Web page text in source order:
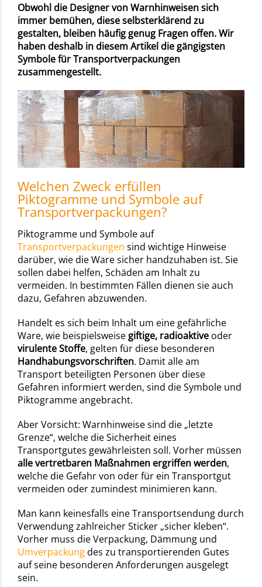
Obwohl die Designer von Warnhinweisensich
immer bemühen, dieseselbsterklärend zu
gestalten, bleiben häufig genug Fragen offen. Wir
haben deshalb in diesem Artikel die gängigsten
Symbole für Transportverpackungen
zusammengestellt.
Welchen Zweck erfüllen
Piktogramme und Symbole auf
Transportverpackungen?
Piktogramme und Symbole auf
Transportverpackungen sind wichtige Hinweise
darüber, wie die Ware sicher handzuhaben ist. Sie
sollen dabei helfen, Schäden am Inhalt zu
vermeiden. In bestimmten Fällen dienen sie auch
dazu, Gefahren abzuwenden.
Handelt es sich beim Inhalt um eine gefährliche
Ware, wie beispielsweise giftige, radioaktive oder
virulente Stoffe, gelten für diese besonderen
Handhabungsvorschriften. Damit alle am
Transport beteiligten Personen über diese
Gefahren informiert werden, sind die Symbole und
Piktogramme angebracht.
Aber Vorsicht: Warnhinweise sind die „letzte
Grenze“, welche die Sicherheit eines
Transportgutes gewährleisten soll. Vorher müssen
alle vertretbaren Maßnahmen ergriffen werden,
welche die Gefahr von oder für ein Transportgut
vermeiden oder zumindest minimieren kann.
Man kann keinesfalls eine Transportsendung durch
Verwendung zahlreicher Sticker „sicher kleben“.
Vorher muss die Verpackung, Dämmung und
Umverpackungdes zu transportierenden Gutes
auf seine besonderen Anforderungen ausgelegt
sein.